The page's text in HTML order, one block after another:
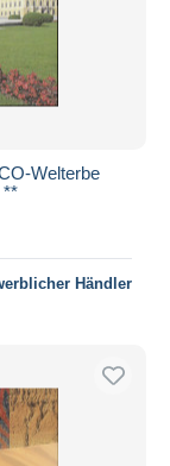
Welterbe
**
Händler